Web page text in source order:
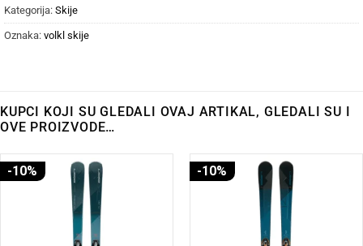
Kategorija: Skije
Oznaka: volkl skije
KUPCI KOJI SU GLEDALI OVAJ ARTIKAL, GLEDALI SU I
OVE PROIZVODE…
-10% -10%